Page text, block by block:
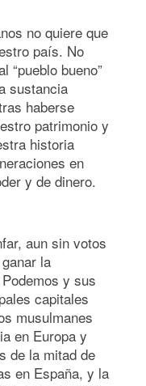
no quiere que
país. No
“pueblo bueno”
sustancia
haberse
patrimonio y
historia
en
y de dinero.
aun sin votos
la
y sus
capitales
musulmanes
en Europa y
de la mitad de
en España, y la